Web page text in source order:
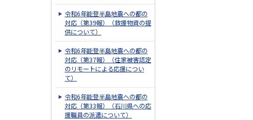
令和6年能登半島地震への都の
対応（第39報）（救援物資の提
供について）
令和6年能登半島地震への都の
対応（第37報）（住家被害認定
のリモートによる応援につい
て）
令和6年能登半島地震への都の
対応（第33報）（石川県への応
援職員の派遣について）